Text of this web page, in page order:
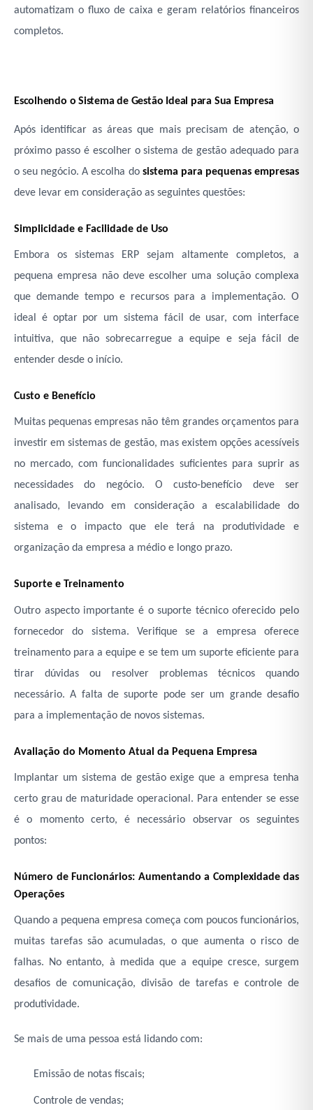
automatizam o fluxo de caixa e geram relatórios financeiros
completos.
Escolhendo o Sistema de Gestão Ideal para Sua Empresa
Após identificar as áreas que mais precisam de atenção, o
próximo passo é escolher o sistema de gestão adequado para
o seu negócio. A escolha do sistema para pequenas empresas
deve levar em consideração as seguintes questões:
Simplicidade e Facilidade de Uso
Embora os sistemas ERP sejam altamente completos, a
pequena empresa não deve escolher uma solução complexa
que demande tempo e recursos para a implementação. O
ideal é optar por um sistema fácil de usar, com interface
intuitiva, que não sobrecarregue a equipe e seja fácil de
entender desde o início.
Custo e Benefício
Muitas pequenas empresas não têm grandes orçamentos para
investir em sistemas de gestão, mas existem opções acessíveis
no mercado, com funcionalidades suficientes para suprir as
necessidades do negócio. O custo-benefício deve ser
analisado, levando em consideração a escalabilidade do
sistema e o impacto que ele terá na produtividade e
organização da empresa a médio e longo prazo.
Suporte e Treinamento
Outro aspecto importante é o suporte técnico oferecido pelo
fornecedor do sistema. Verifique se a empresa oferece
treinamento para a equipe e se tem um suporte eficiente para
tirar dúvidas ou resolver problemas técnicos quando
necessário. A falta de suporte pode ser um grande desafio
para a implementação de novos sistemas.
Avaliação do Momento Atual da Pequena Empresa
Implantar um sistema de gestão exige que a empresa tenha
certo grau de maturidade operacional. Para entender se esse
é o momento certo, é necessário observar os seguintes
pontos:
Número de Funcionários: Aumentando a Complexidade das
Operações
Quando a pequena empresa começa com poucos funcionários,
muitas tarefas são acumuladas, o que aumenta o risco de
falhas. No entanto, à medida que a equipe cresce, surgem
desafios de comunicação, divisão de tarefas e controle de
produtividade.
Se mais de uma pessoa está lidando com:
Emissão de notas fiscais;
Controle de vendas;